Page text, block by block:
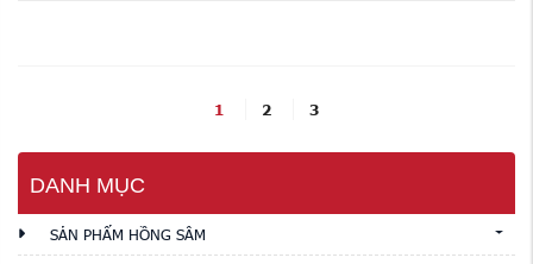
1 2 3
DANH MỤC
SẢN PHẨM HỒNG SÂM